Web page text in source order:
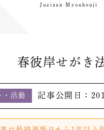
Jueizan Myouhouji
春彼岸せがき
・活動 記事公開日：